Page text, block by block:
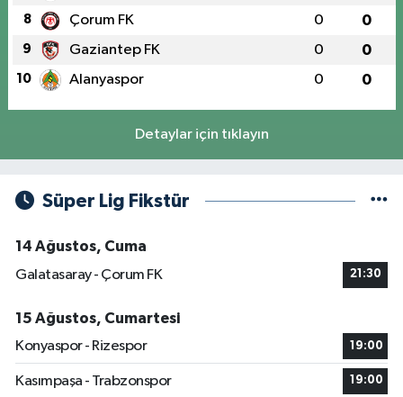
8 Çorum FK 0 0
9 Gaziantep FK 0 0
10 Alanyaspor 0 0
Detaylar için tıklayın
Süper Lig Fikstür
14 Ağustos, Cuma
Galatasaray - Çorum FK
21:30
15 Ağustos, Cumartesi
Konyaspor - Rizespor
19:00
Kasımpaşa - Trabzonspor 19:00